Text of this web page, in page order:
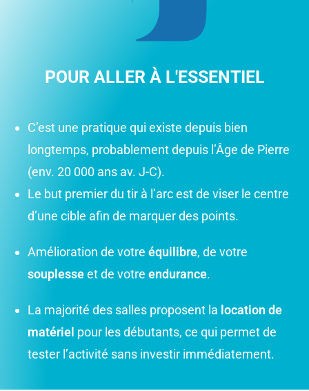
POUR ALLER À L'ESSENTIEL
C’est une pratique qui existe depuis bien
longtemps, probablementdepuis l’Âge de Pierre
(env. 20 000 ans av. J-C).
Le but premier du tir à l’arc est de viser le centre
d’une cible afin de marquer des points.
Amélioration de votre équilibre, de votre
souplesseet de votre endurance.
La majorité des salles proposent la location de
matériel pour les débutants, ce qui permet de
tester l’activité sans investir immédiatement.